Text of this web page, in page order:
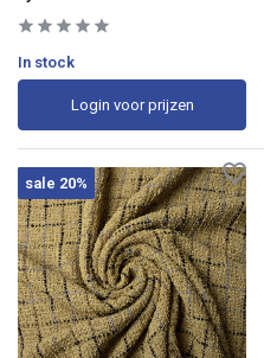
In stock
Login voor prijzen
sale 20%